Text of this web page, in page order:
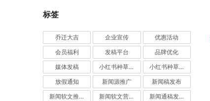
标签
乔迁大吉 企业宣传 优惠活动
会员福利 发稿平台 品牌优化
媒体发稿 小红书种草推广 小红书种草营销
放假通知 新闻源推广 新闻稿发布
新闻软文推广发稿 新闻软文营销推广 新闻通稿发布推广